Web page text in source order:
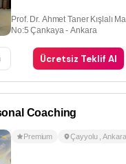
Prof. Dr. Ahmet Taner Kışlalı
No:5 Çankaya - Ankara
Ücretsiz Teklif Al
Coaching
Premium Çayyolu ,Ankara